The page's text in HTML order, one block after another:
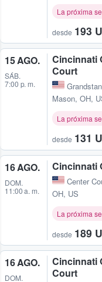
La próxima
desde 193
15 AGO.
SÁB.
7:00 p. m.
Cincinnati
Court
Mason, OH,
La próxima
desde 131
16 AGO.
DOM.
11:00 a. m.
Cincinnati
Center
OH, US
La próxima
desde 189
16 AGO.
DOM.
Cincinnati
Court